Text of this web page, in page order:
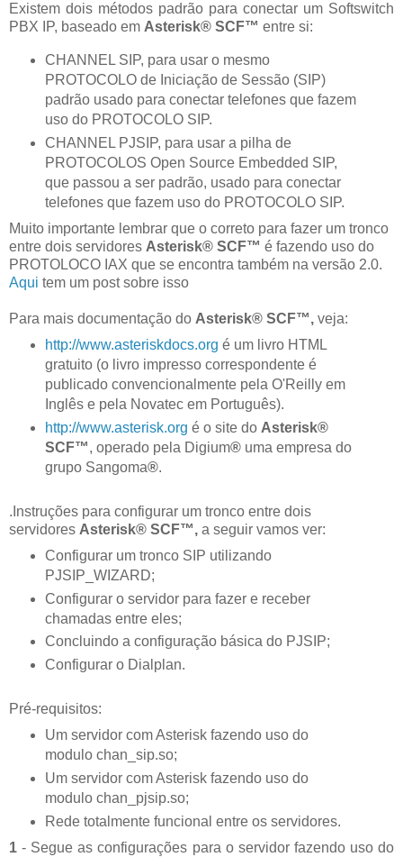
Existem dois métodos padrão para conectar um Softswitch
PBX IP, baseado em Asterisk® SCF™ entre si:
CHANNEL SIP, para usar o mesmo
PROTOCOLO de Iniciação de Sessão (SIP)
padrão usado para conectar telefones que fazem
uso do PROTOCOLO SIP.
CHANNEL PJSIP, para usar a pilha de
PROTOCOLOS Open Source Embedded SIP,
que passou a ser padrão, usado para conectar
telefones que fazem uso do PROTOCOLO SIP.
Muito importante lembrar que o correto para fazer um tronco
entre dois servidores Asterisk® SCF™ é fazendo uso do
PROTOLOCO IAX que se encontra também na versão 2.0.
Aqui tem um post sobre isso
Para mais documentação do Asterisk® SCF™, veja:
http://www.asteriskdocs.org é um livro HTML
gratuito (o livro impresso correspondente é
publicado convencionalmente pela O'Reilly em
Inglês e pela Novatec em Português).
http://www.asterisk.org é o site do Asterisk®
SCF™, operado pela Digium®uma empresa do
grupo Sangoma®.
.Instruções para configurar um tronco entre dois
servidores Asterisk® SCF™, a seguir vamos ver:
Configurar um tronco SIP utilizando
PJSIP_WIZARD;
Configurar o servidor para fazer e receber
chamadas entre eles;
Concluindo a configuração básica do PJSIP;
Configurar o Dialplan.
Pré-requisitos:
Um servidor com Asterisk fazendo uso do
modulo chan_sip.so;
Um servidor com Asterisk fazendo uso do
modulo chan_pjsip.so;
Rede totalmente funcional entre os servidores.
1- Segue as configurações para o servidor fazendo uso do